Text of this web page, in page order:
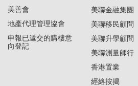
美善會
地產代理管理協會
申報已遞交的購樓意
向登記
美聯金融集團
美聯移民顧問
美聯升學顧問
美聯測量師行
香港置業
經絡按揭